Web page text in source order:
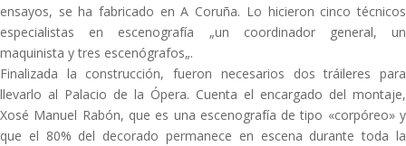
ensayos, se ha fabricado en A Coruña. Lo hicieron cinco técnicos
especialistas en escenografía „un coordinador general, un
maquinista y tres escenógrafos„.
Finalizada la construcción, fueron necesarios dos tráileres para
llevarlo al Palacio de la Ópera. Cuenta el encargado del montaje,
Xosé Manuel Rabón, que es una escenografía de tipo «corpóreo» y
que el 80% del decorado permanece en escena durante toda la